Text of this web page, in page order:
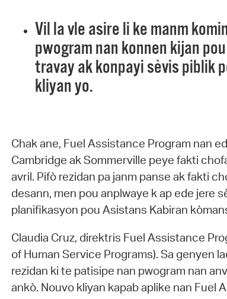
Vil la vle asire li ke manm
pwogram nan konnen kijan
travay ak konpayi sèvis piblik
kliyan yo.
Chak ane, Fuel Assistance Program nan
Cambridge ak Sommerville peye fakti
avril. Pifò rezidan pa janm panse ak fakti
desann, men pou anplwaye k ap ede jere
planifikasyon pou Asistans Kabiran
Claudia Cruz, direktris Fuel Assistance
of Human Service Programs). Sa genyen
rezidan ki te patisipe nan pwogram nan
ankò. Nouvo kliyan kapab aplike nan Fuel